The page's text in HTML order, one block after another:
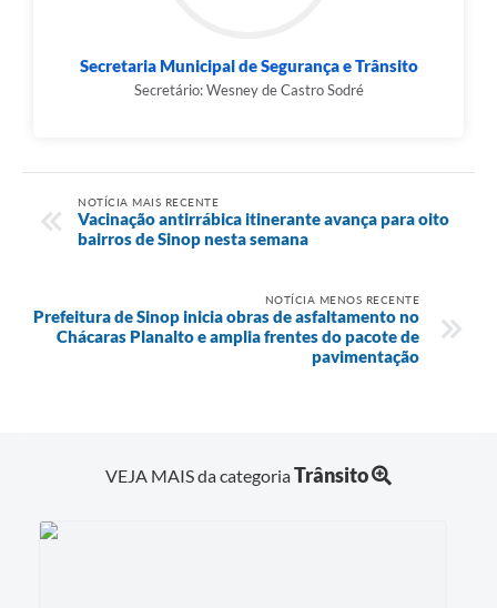
Secretaria Municipal de Segurança e Trânsito
Secretário: Wesney de Castro Sodré
NOTÍCIA MAIS RECENTE
Vacinação antirrábica itinerante avança para oito
bairros de Sinop nesta semana
NOTÍCIA MENOS RECENTE
Prefeitura de Sinop inicia obras de asfaltamento no
Chácaras Planalto e amplia frentes do pacote de
pavimentação
VEJA MAIS da categoriaTrânsito